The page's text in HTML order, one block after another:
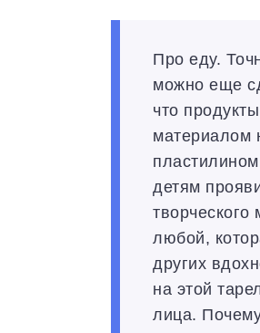
Про еду.
можно еще
что
материалом
детям
любой,
других
на этой
лица.